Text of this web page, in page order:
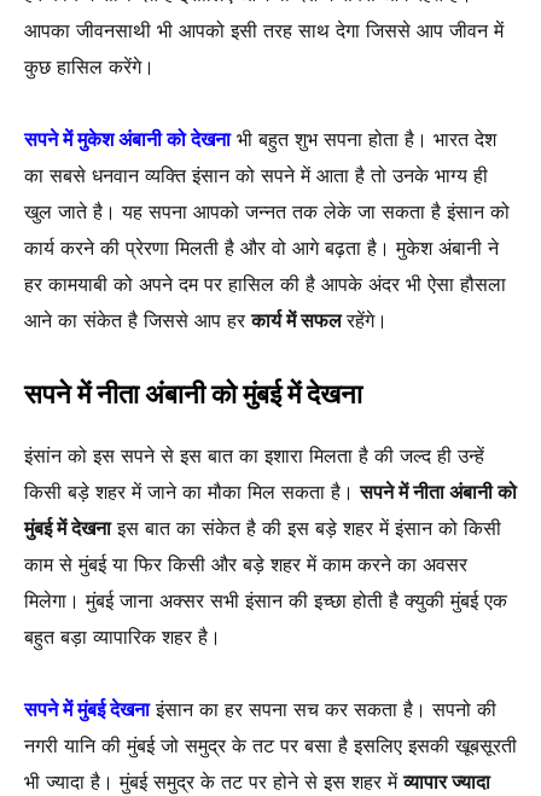
आपका जीवनसाथी भी आपको इसी तरह साथ देगा जिससे आप जीवन में
कुछ हासिल करेंगे।
सपने में मुकेश अंबानी को देखनाभी बहुत शुभ सपना होता है। भारत देश
का सबसे धनवान व्यक्ति इंसान को सपने में आता है तो उनके भाग्य ही
खुल जाते है। यह सपना आपको जन्नत तक लेके जा सकता है इंसान को
कार्य करने की प्रेरणा मिलती है और वो आगे बढ़ता है। मुकेश अंबानी ने
हर कामयाबी को अपने दम पर हासिल की है आपके अंदर भी ऐसा हौसला
आने का संकेत है जिससे आप हरकार्य में सफलरहेंगे।
सपने में नीता अंबानी को मुंबई में देखना
इंसांन को इस सपने से इस बात का इशारा मिलता है की जल्द ही उन्हें
किसी बड़े शहर में जाने का मौका मिल सकता है।सपने में नीता अंबानी को
मुंबई में देखनाइस बात का संकेत है की इस बड़े शहर में इंसान को किसी
काम से मुंबई या फिर किसी और बड़े शहर में काम करने का अवसर
मिलेगा। मुंबई जाना अक्सर सभी इंसान की इच्छा होती है क्युकी मुंबई एक
बहुत बड़ा व्यापारिक शहर है।
सपने में मुंबई देखनाइंसान का हर सपना सच कर सकता है। सपनो की
नगरी यानि की मुंबई जो समुद्र के तट पर बसा है इसलिए इसकी खूबसूरती
भी ज्यादा है। मुंबई समुद्र के तट पर होने से इस शहर मेंव्यापार ज्यादा